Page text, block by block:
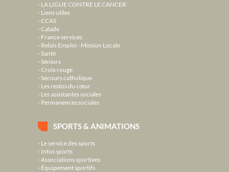
LA LIGUE CONTRE LE CANCER
Liens utiles
CCAS
Calade
France services
Relais Emploi - Mission Locale
Santé
Séniors
Croix rouge
Secours catholique
Les restos du cœur
Les assistantes sociales
Permanences sociales
SPORTS & ANIMATIONS
Le service des sports
Infos sports
Associations sportives
Équipement sportifs